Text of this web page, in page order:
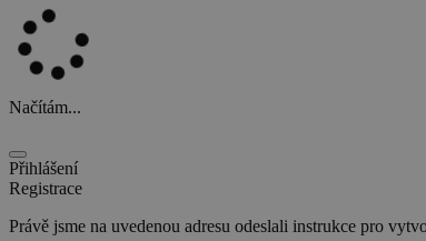
Načítám...
Přihlášení
Registrace
Právě jsme na uvedenou adresu odeslali instrukce pro